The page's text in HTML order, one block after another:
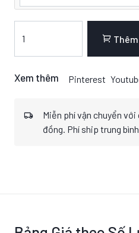
Xem thêm Pinterest
Miễn phí vận chuyển
đồng. Phí ship trung